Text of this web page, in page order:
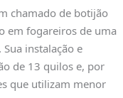
chamado de botijão
em fogareiros de uma
instalação e
de 13 quilos e, por
que utilizam menor